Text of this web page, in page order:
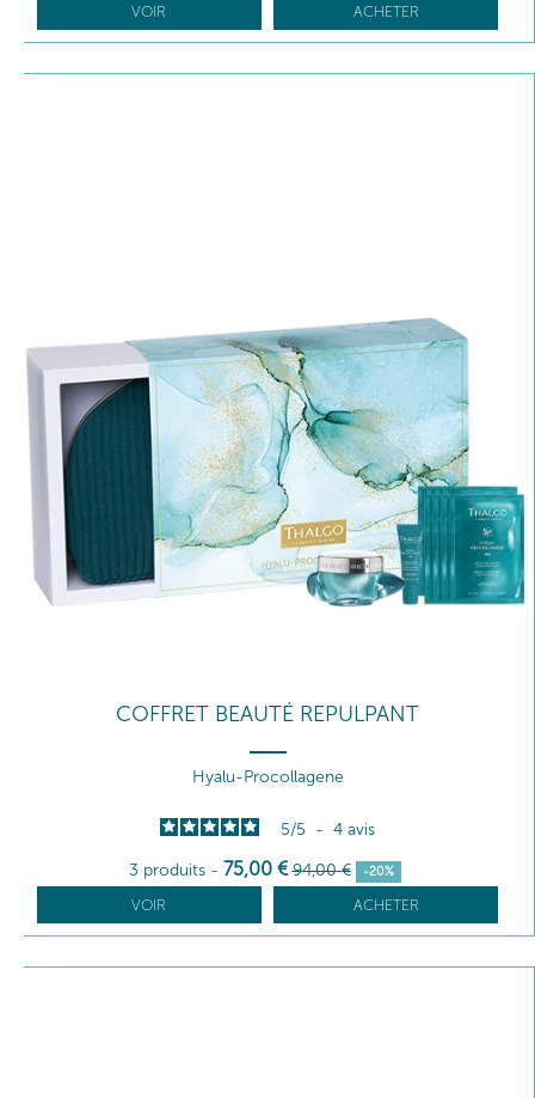
VOIR ACHETER
COFFRET BEAUTÉ REPULPANT
Hyalu-Procollagene
5/5 - 4 avis
3 produits - 75,00 € 94,00 € -20%
VOIR ACHETER